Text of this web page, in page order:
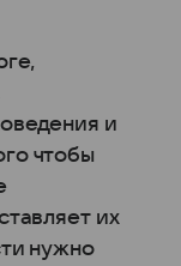
и
чтобы
их
нужно